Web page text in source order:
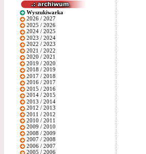
Wyszukiwarka
2026 / 2027
2025 / 2026
2024 / 2025
2023 / 2024
2022 / 2023
2021 / 2022
2020 / 2021
2019 / 2020
2018 / 2019
2017 / 2018
2016 / 2017
2015 / 2016
2014 / 2015
2013 / 2014
2012 / 2013
2011 / 2012
2010 / 2011
2009 / 2010
2008 / 2009
2007 / 2008
2006 / 2007
2005 / 2006